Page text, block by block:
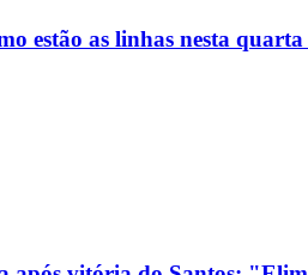
estão as linhas nesta quarta